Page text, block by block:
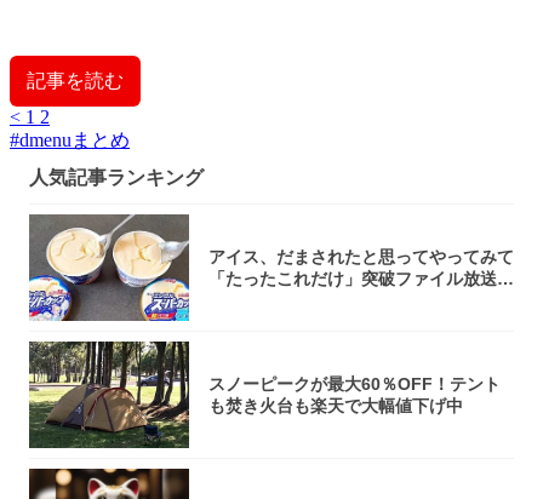
記事を読む
< 1 2
#dmenuまとめ
人気記事ランキング
アイス、だまされたと思ってやってみて
「たったこれだけ」突破ファイル放送で
スノーピークが最大60％OFF！テント
も焚き火台も楽天で大幅値下げ中